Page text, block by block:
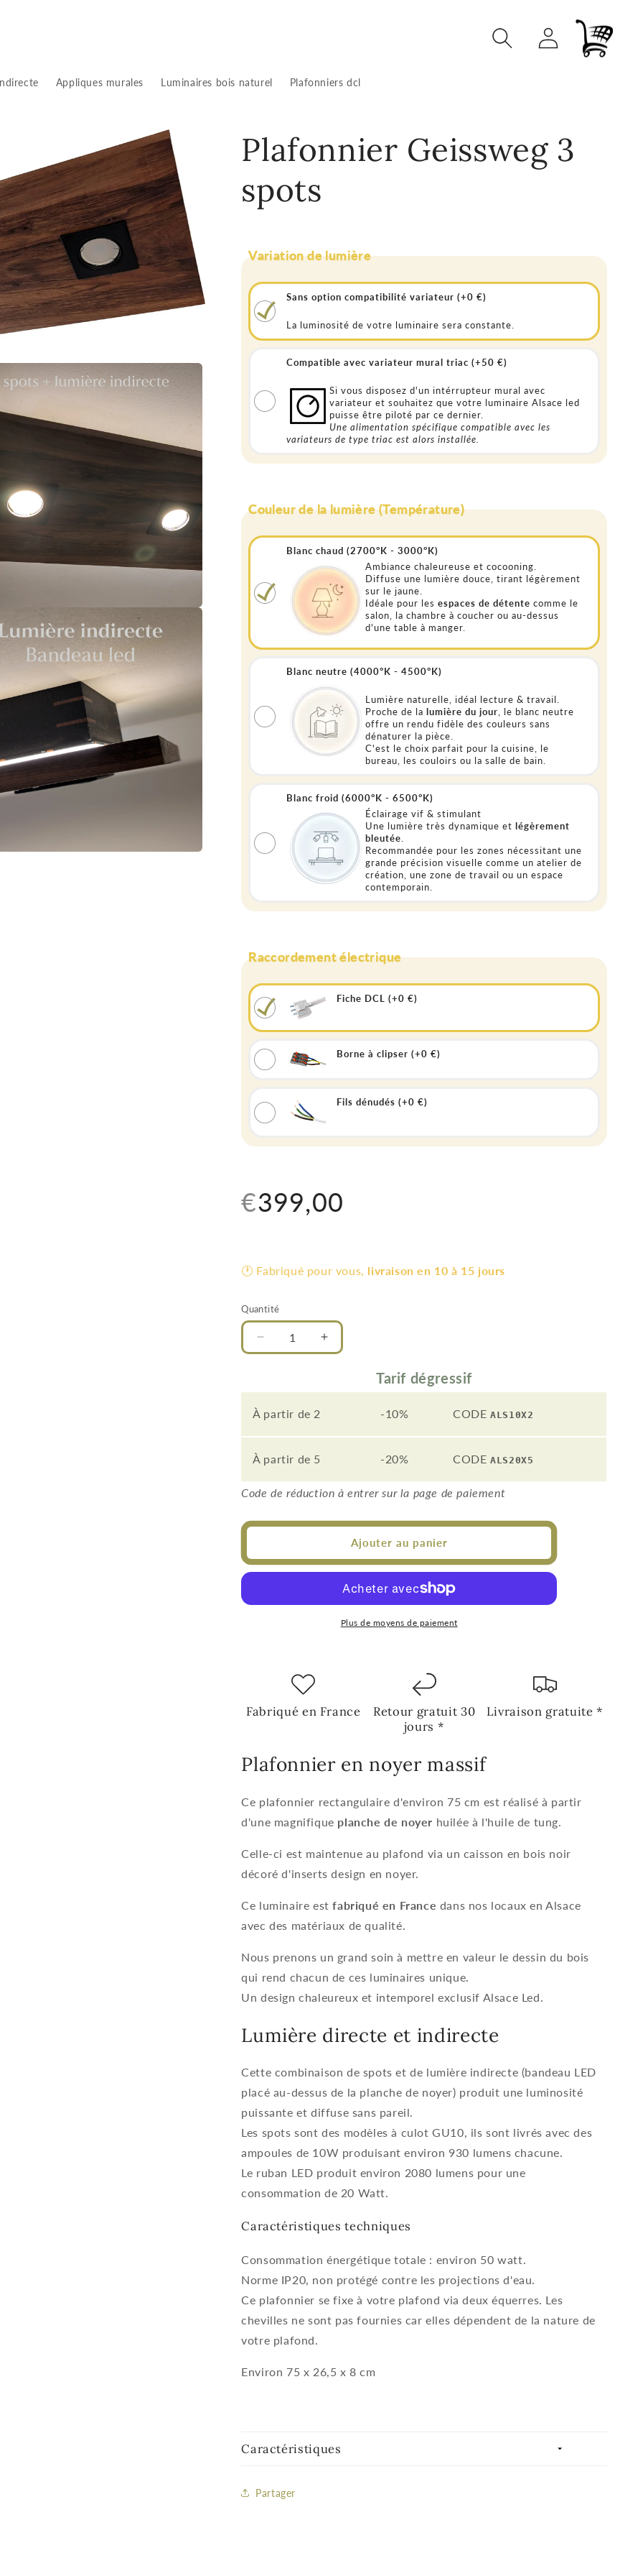
Appliques murales Luminaires bois naturel Plafonniers dcl
Connexion Panier
Plafonnier Geissweg 3
spots
Variation de lumière
Sans option compatibilité variateur (+0 €)
La luminosité de votre luminaire sera constante.
Compatible avec variateur mural triac (+50 €)
Si vous disposez d'un intérrupteur mural avec
variateur et souhaitez que votre luminaire Alsace led
puisse être piloté par ce dernier.
Une alimentation spécifique compatible avec les
variateurs de type triac est alors installée.
Couleur de la lumière (Température)
Blanc chaud (2700°K - 3000°K)
Ambiance chaleureuse et cocooning.
Diffuse une lumière douce, tirant légèrement
sur le jaune.
Idéale pour lesespaces de détente comme le
salon, la chambre à coucher ou au-dessus
d'une table à manger.
Blanc neutre (4000°K - 4500°K)
Lumière naturelle, idéal lecture & travail.
Proche de lalumière du jour , le blanc neutre
offre un rendu fidèle des couleurs sans
dénaturer la pièce.
C'est le choix parfait pour la cuisine, le
bureau, les couloirs ou la salle de bain.
Blanc froid (6000°K - 6500°K)
Éclairage vif & stimulant
Une lumière très dynamique etlégèrement
bleutée
Recommandée pour les zones nécessitant une
grande précision visuelle comme un atelier de
création, une zone de travail ou un espace
contemporain.
Raccordement électrique
Fiche DCL (+0 €)
Borne à clipser (+0 €)
Fils dénudés (+0 €)
Prix
€399,00
🕐 Fabriqué pour vous, livraison en 10 à 15 jours
Quantité
Quantité
Réduire
la
Geissweg
3
Augmenter
la
3
Tarif dégressif
À partir de 2 -10% CODE ALS10X2
À partir de 5 -20% CODE ALS20X5
Code de réduction à entrer sur la page de paiement
Ajouter au panier
Plus de moyens de paiement
Fabriqué en France
Retour gratuit 30
jours *
Livraison gratuite *
Plafonnier en noyer massif
Ce plafonnier rectangulaire d'environ 75 cm est réalisé à partir
d'une magnifique planche de noyer huilée à l'huile de tung.
Celle-ci est maintenue au plafond via un caisson en bois noir
décoré d'inserts design en noyer.
Ce luminaire estfabriqué en France dans nos locaux en Alsace
avec des matériaux de qualité.
Nous prenons un grand soin à mettre en valeur le dessin du bois
qui rend chacun de ces luminaires unique.
Un design chaleureux et intemporel exclusif Alsace Led.
Lumière directe et indirecte
Cette combinaison de spots et de lumière indirecte (bandeau LED
placé au-dessus de la planche de noyer) produit une luminosité
puissante et diffuse sans pareil.
Les spots sont des modèles à culot GU10, ils sont livrés avec des
ampoules de 10W produisant environ 930 lumens chacune.
Le ruban LED produit environ 2080 lumens pour une
consommation de 20 Watt.
Caractéristiques techniques
Consommation énergétique totale : environ 50 watt.
Norme IP20, non protégé contre les projections d'eau.
Ce plafonnier se fixe à votre plafond via deux équerres. Les
chevilles ne sont pas fournies car elles dépendent de la nature de
votre plafond.
Environ 75 x 26,5 x 8 cm
Caractéristiques
Partager